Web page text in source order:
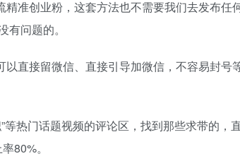
准创业粉，这套方法也不需要我们去发布任
问题的。
直接留微信、直接引导加微信，不容易封号
等热门话题视频的评论区，找到那些求带的，
80%。